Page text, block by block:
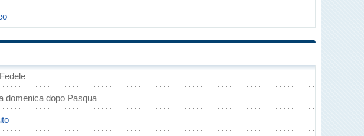
domenica dopo Pasqua